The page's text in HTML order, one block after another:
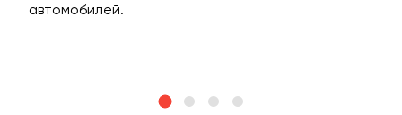
автомобилей.